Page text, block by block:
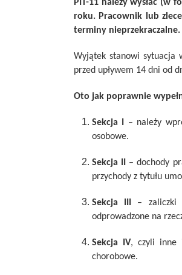
PIT-11 należy wysłać (w
roku. Pracownik lub
terminy nieprzekraczalne.
Wyjątek stanowi sytuacja
przed upływem 14 dni od
Oto jak poprawnie
Sekcja I – należy
osobowe.
Sekcja II – dochody
przychody z tytułu
Sekcja III – zaliczki
odprowadzone na
Sekcja IV, czyli inne
chorobowe.